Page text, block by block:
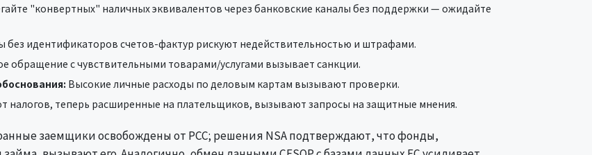
"конвертных" наличных эквивалентов через банковские каналы без поддержки — ожидайте
без идентификаторов счетов-фактур рискуют недействительностью и штрафами.
обращение с чувствительными товарами/услугами вызывает санкции.
Высокие личные расходы по деловым картам вызывают проверки.
налогов, теперь расширенные на плательщиков, вызывают запросы на защитные мнения.
заемщики освобождены от PCC; решения NSA подтверждают, что фонды,